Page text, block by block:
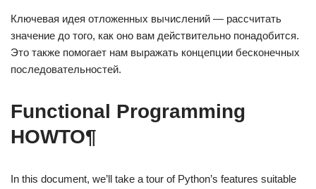
Ключевая идея отложенных вычислений — рассчитать
значение до того, как оно вам действительно понадобится.
Это также помогает нам выражать концепции бесконечных
последовательностей.
Functional Programming
HOWTO¶
In this document, we’ll take a tour of Python’s features suitable